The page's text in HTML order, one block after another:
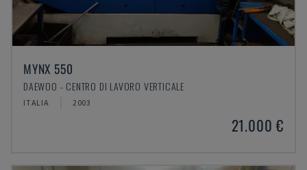
MYNX 550
DAEWOO - CENTRO DI LAVORO VERTICALE
ITALIA 2003
21.000 €